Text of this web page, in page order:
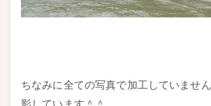
ちなみに全ての写真で加工していませ
影しています＾＾